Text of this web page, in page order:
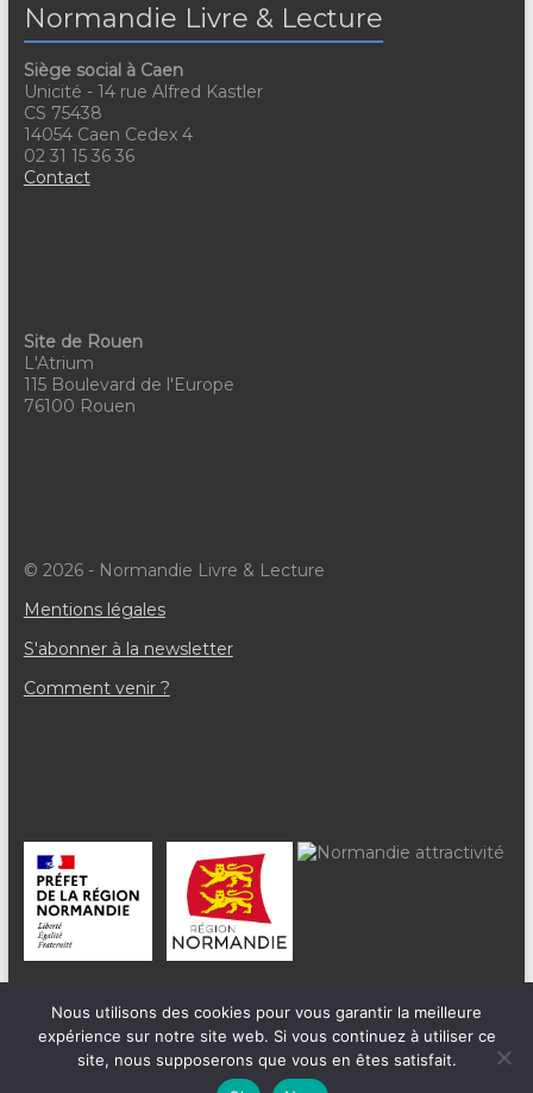
Normandie Livre & Lecture
Siège social à Caen
Unicité - 14 rue Alfred Kastler
CS 75438
14054 Caen Cedex 4
02 31 15 36 36
Contact
Site de Rouen
L'Atrium
115 Boulevard de l'Europe
76100 Rouen
© 2026 - Normandie Livre & Lecture
Mentions légales
S'abonner à la newsletter
Comment venir ?
Nous utilisons des cookies pour vous garantir la meilleure
expérience sur notre site web. Si vous continuez à utiliser ce
site, nous supposerons que vous en êtes satisfait.